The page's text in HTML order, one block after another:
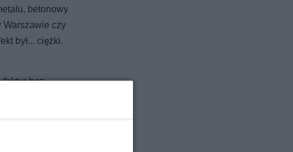
betonowy
Warszawie czy
był... ciężki.
faktur bez
ale złoty lub